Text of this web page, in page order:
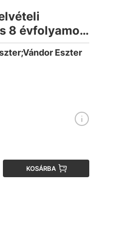
8 évfolyamos
készülőknek
Eszter
KOSÁRBA